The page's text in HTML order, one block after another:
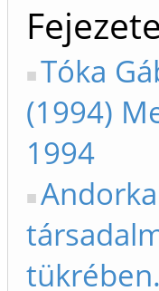
Tóka
(1994)
1994